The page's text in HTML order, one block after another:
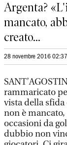
Argenta?
mancato,
creato...
28 novembre 2016 02:37
rammaricato
vista della sfida
non è
occasioni da
dubbio non